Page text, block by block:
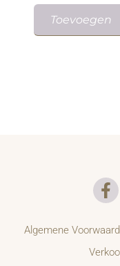
Toevoegen
Algemene